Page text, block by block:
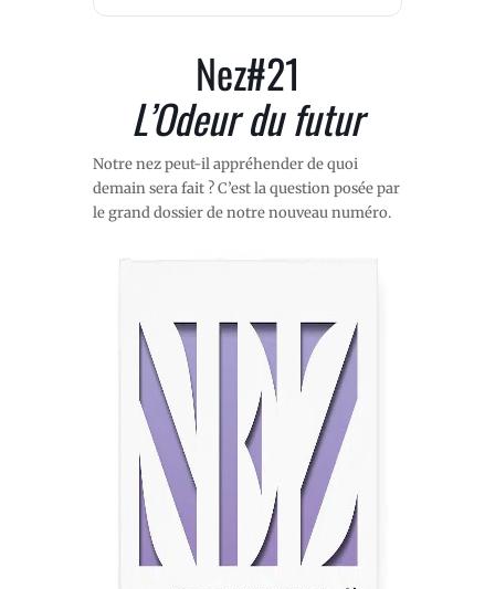
Nez#21
L’Odeur du futur
Notre nez peut-il appréhender de quoi
demain sera fait ? C’est la question posée par
le grand dossier de notre nouveau numéro.